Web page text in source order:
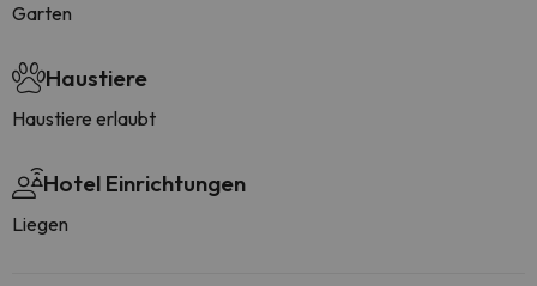
Garten
Haustiere
Haustiere erlaubt
Hotel Einrichtungen
Liegen